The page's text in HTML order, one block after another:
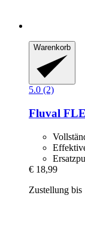
Warenkorb
5.0 (2)
Fluval
€ 18,99
Zustellung bis